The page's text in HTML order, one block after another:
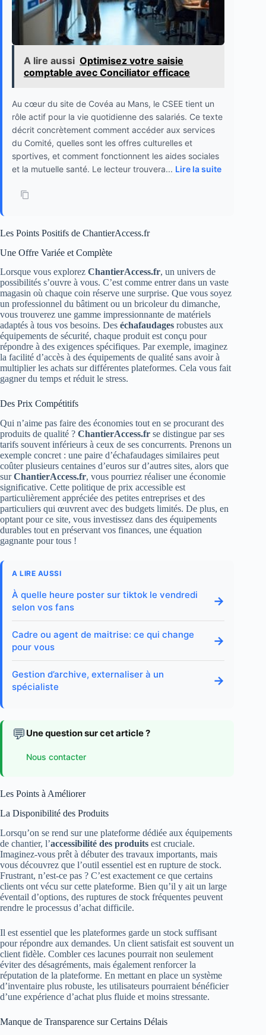
A lire aussi Optimisez votre saisie
comptable avec Conciliator efficace
Au cœur du site de Covéa au Mans, le CSEE tient un
rôle actif pour la vie quotidienne des salariés. Ce texte
décrit concrètement comment accéder aux services
du Comité, quelles sont les offres culturelles et
sportives, et comment fonctionnent les aides sociales
et la mutuelle santé. Le lecteur trouvera... Lire la suite
Les Points Positifs de ChantierAccess.fr
Une Offre Variée et Complète
Lorsque vous explorez ChantierAccess.fr, un univers de
possibilités s’ouvre à vous. C’est comme entrer dans un vaste
magasin où chaque coin réserve une surprise. Que vous soyez
un professionnel du bâtiment ou un bricoleur du dimanche,
vous trouverez une gamme impressionnante de matériels
adaptés à tous vos besoins. Des échafaudages robustes aux
équipements de sécurité, chaque produit est conçu pour
répondre à des exigences spécifiques. Par exemple, imaginez
la facilité d’accès à des équipements de qualité sans avoir à
multiplier les achats sur différentes plateformes. Cela vous fait
gagner du temps et réduit le stress.
Des Prix Compétitifs
Qui n’aime pas faire des économies tout en se procurant des
produits de qualité ? ChantierAccess.fr se distingue par ses
tarifs souvent inférieurs à ceux de ses concurrents. Prenons un
exemple concret : une paire d’échafaudages similaires peut
coûter plusieurs centaines d’euros sur d’autres sites, alors que
surChantierAccess.fr, vous pourriez réaliser une économie
significative. Cette politique de prix accessible est
particulièrement appréciée des petites entreprises et des
particuliers qui œuvrent avec des budgets limités. De plus, en
optant pour ce site, vous investissez dans des équipements
durables tout en préservant vos finances, une équation
gagnante pour tous !
A LIRE AUSSI
À quelle heure poster sur tiktok le vendredi
selon vos fans
→
Cadre ou agent de maitrise: ce qui change
pour vous
→
Gestion d’archive, externaliser à un
spécialiste
→
💬 Une question sur cet article ?
Nous contacter
Les Points à Améliorer
La Disponibilité des Produits
Lorsqu’on se rend sur une plateforme dédiée aux équipements
de chantier, l’accessibilité des produits est cruciale.
Imaginez-vous prêt à débuter des travaux importants, mais
vous découvrez que l’outil essentiel est en rupture de stock.
Frustrant, n’est-ce pas ? C’est exactement ce que certains
clients ont vécu sur cette plateforme. Bien qu’il y ait un large
éventail d’options, des ruptures de stock fréquentes peuvent
rendre le processus d’achat difficile.
Il est essentiel que les plateformes garde un stock suffisant
pour répondre aux demandes. Un client satisfait est souvent un
client fidèle. Combler ces lacunes pourrait non seulement
éviter des désagréments, mais également renforcer la
réputation de la plateforme. En mettant en place un système
d’inventaire plus robuste, les utilisateurs pourraient bénéficier
d’une expérience d’achat plus fluide et moins stressante.
Manque de Transparence sur Certains Délais